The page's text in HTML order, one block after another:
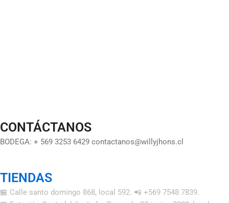
CONTÁCTANOS
BODEGA: + 569 3253 6429 contactanos@willyjhons.cl
TIENDAS
🏪 Calle santo domingo 868, local 592. 📲 +569 7548 7839.